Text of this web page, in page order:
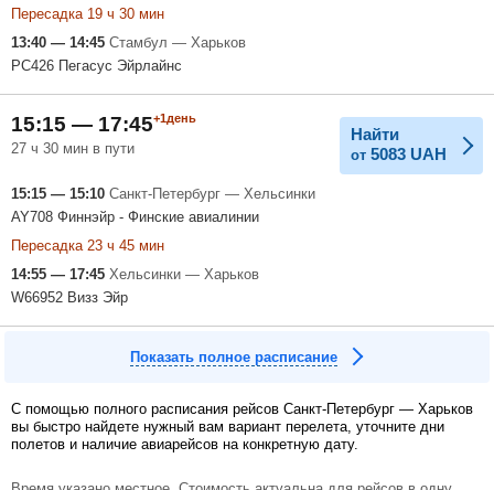
Пересадка 19 ч 30 мин
13:40 — 14:45 Стамбул — Харьков
PC426 Пегасус Эйрлайнс
15:15 — 17:45+1день
27 ч 30 мин в пути
Найти
от 5083 UAH
15:15 — 15:10 Санкт-Петербург — Хельсинки
AY708 Финнэйр - Финские авиалинии
Пересадка 23 ч 45 мин
14:55 — 17:45 Хельсинки — Харьков
W66952 Визз Эйр
Показать полное расписание
С помощью полного расписания рейсов Санкт-Петербург — Харьков
вы быстро найдете нужный вам вариант перелета, уточните дни
полетов и наличие авиарейсов на конкретную дату.